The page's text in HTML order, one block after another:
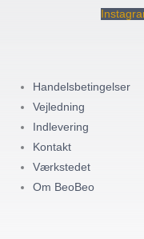
Handelsbetingelser
Vejledning
Indlevering
Kontakt
Værkstedet
Om BeoBeo